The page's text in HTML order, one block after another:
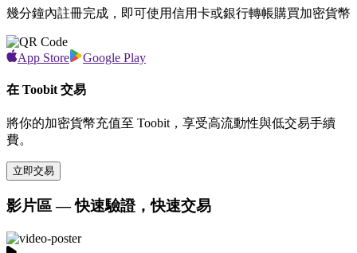
幾分鐘內註冊完成，即可使用信用卡或銀行轉帳購買加密貨幣
App Store Google Play
在 Toobit 交易
將你的加密貨幣充值至 Toobit，享受高流動性與低交易手續
費。
立即交易
影片區 — 快速驗證，快速交易